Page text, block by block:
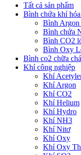
Tất cả sản phẩm
Bình chứa khí
Bình
Bình chứa
Bình CO2
Bình Oxy
Bình co2 chữa
Khí công nghiệp
Khí
Khí Argon
Khí CO2
Khí Helium
Khí Hydro
Khí NH3
Khí Nitơ
Khí Oxy
Khí Oxy